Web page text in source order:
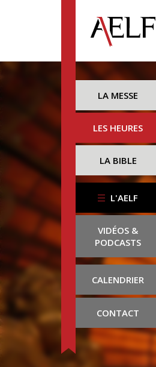
LA MESSE
LES HEURES
LA BIBLE
L'AELF
VIDÉOS &
PODCASTS
CALENDRIER
CONTACT